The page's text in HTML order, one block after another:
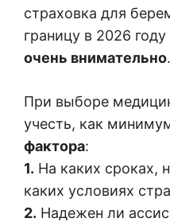
страховка для
границу в 2026
очень внимательно.
При выборе
учесть, как
фактора:
1. На каких сроках,
каких условиях
2. Надежен ли